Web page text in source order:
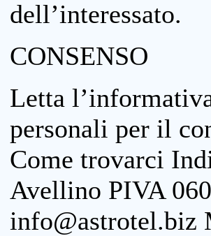
dell’interessato.
CONSENSO
Letta
personali per il
Come trovarci
Avellino PIVA
info@astrotel.biz